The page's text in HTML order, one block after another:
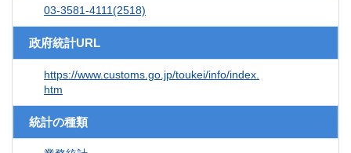
03-3581-4111(2518)
政府統計URL
https://www.customs.go.jp/toukei/info/index.
htm
統計の種類